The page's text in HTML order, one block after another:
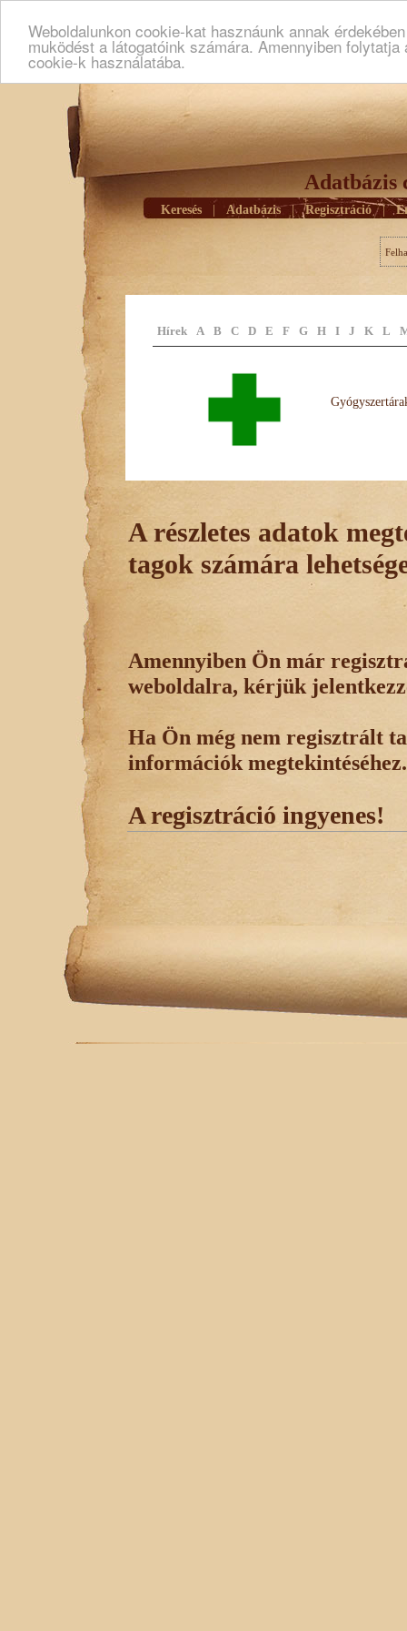
Weboldalunkon cookie-kat hasznáunk annak
muködést a látogatóink számára. Amennyiben
cookie-k használatába.
Adatbázis
Keresés Adatbázis | Regisztráció |
Hírek A B C D E F G H I J K L
A részletes adatok
tagok számára
Amennyiben Ön már
weboldalra, kérjük
Ha Ön még nem regisztrált
információk megtekintéséhez.
A regisztráció ingyenes!